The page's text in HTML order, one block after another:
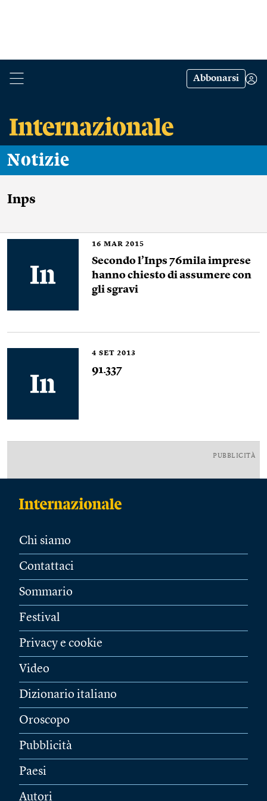
Abbonarsi
Notizie
Inps
16 MAR 2015
Secondo l’Inps 76mila imprese
hanno chiesto di assumere con
gli sgravi
4 SET 2013
91.337
PUBBLICITÀ
Chi siamo
Contattaci
Sommario
Festival
Privacy e cookie
Video
Dizionario italiano
Oroscopo
Pubblicità
Paesi
Autori